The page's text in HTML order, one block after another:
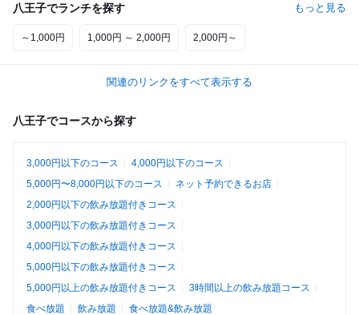
八王子でランチを探す もっと見る
～1,000円 1,000円 ～ 2,000円 2,000円～
関連のリンクをすべて表示する
八王子でコースから探す
3,000円以下のコース
4,000円以下のコース
5,000円〜8,000円以下のコース
ネット予約できるお店
2,000円以下の飲み放題付きコース
3,000円以下の飲み放題付きコース
4,000円以下の飲み放題付きコース
5,000円以下の飲み放題付きコース
5,000円以上の飲み放題付きコース
3時間以上の飲み放題コース
食べ放題
飲み放題 食べ放題&飲み放題